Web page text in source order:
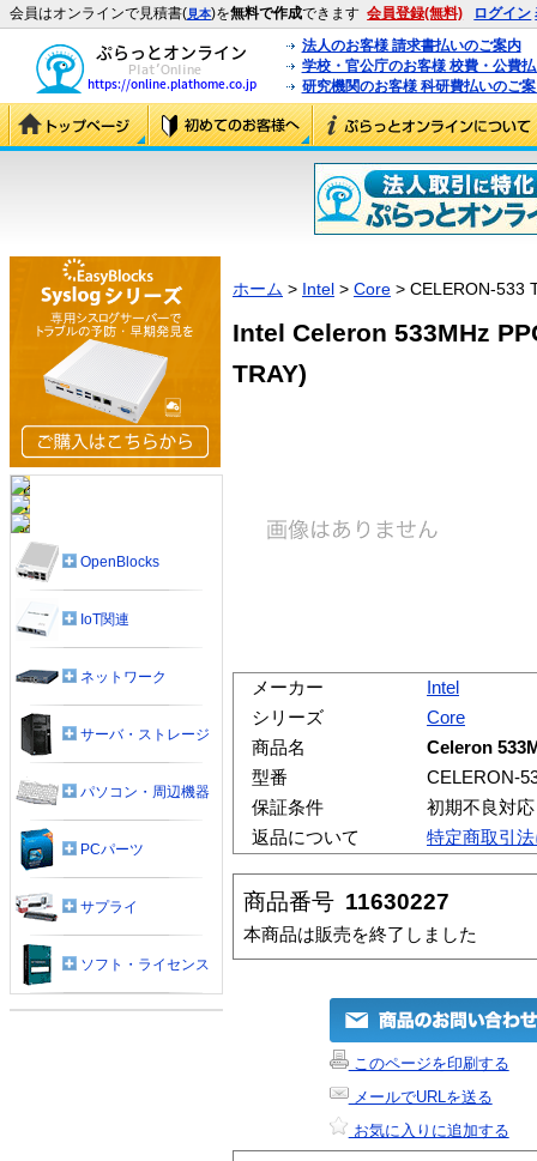
会員はオンラインで見積書(見本)を無料で作成できます 会員登録(無料) ログイン
法人のお客様 請求書払いのご案内
学校・官公庁のお客様 校費・公費
研究機関のお客様 科研費払いのご
ホーム > Intel > Core > CELERON-533
Intel Celeron 533MHz
TRAY)
メーカー
Intel
シリーズ
Core
商品名
Celeron
型番
CELERON-
保証条件
初期不良対
返品について
特定商取引
商品番号 11630227
本商品は販売を終了しました
このページを印刷する
メールでURLを送る
お気に入りに追加する
OpenBlocks
IoT関連
ネットワーク
サーバ・ストレージ
パソコン・周辺機器
PCパーツ
サプライ
ソフト・ライセンス